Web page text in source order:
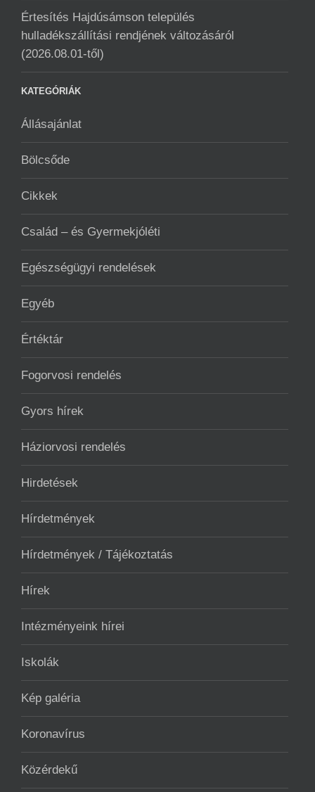
Értesítés Hajdúsámson település
hulladékszállítási rendjének változásáról
(2026.08.01-től)
KATEGÓRIÁK
Állásajánlat
Bölcsőde
Cikkek
Család – és Gyermekjóléti
Egészségügyi rendelések
Egyéb
Értéktár
Fogorvosi rendelés
Gyors hírek
Háziorvosi rendelés
Hirdetések
Hírdetmények
Hírdetmények / Tájékoztatás
Hírek
Intézményeink hírei
Iskolák
Kép galéria
Koronavírus
Közérdekű